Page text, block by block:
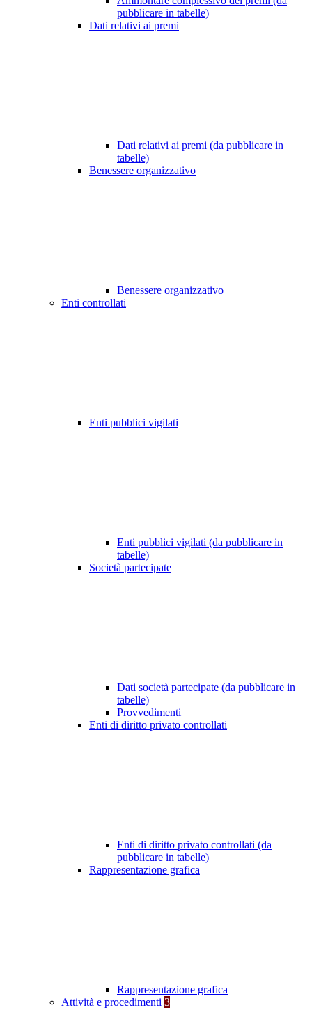
pubblicare in tabelle)
Dati relativi ai premi
Dati relativi ai premi (da pubblicare in
tabelle)
Benessere organizzativo
Benessere organizzativo
Enti controllati
Enti pubblici vigilati
Enti pubblici vigilati (da pubblicare in
tabelle)
Società partecipate
Dati società partecipate (da pubblicare in
tabelle)
Provvedimenti
Enti di diritto privato controllati
Enti di diritto privato controllati (da
pubblicare in tabelle)
Rappresentazione grafica
Rappresentazione grafica
Attività e procedimenti 3